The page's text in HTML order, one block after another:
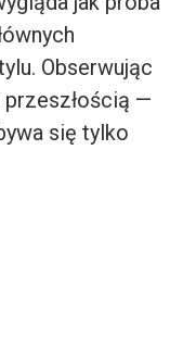
Obserwując
—
się tylko